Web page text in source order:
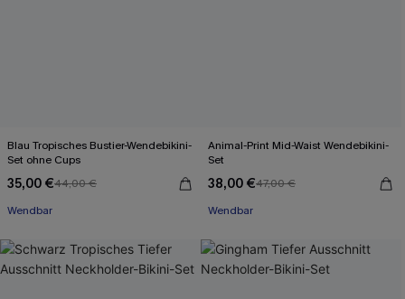
Blau Tropisches Bustier-Wendebikini-
Set ohne Cups
35,00 €44,00 €
Wendbar
Animal-Print Mid-Waist Wendebikini-
Set
38,00 €47,00 €
Wendbar